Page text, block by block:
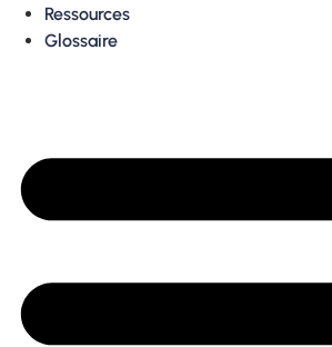
Ressources
Glossaire